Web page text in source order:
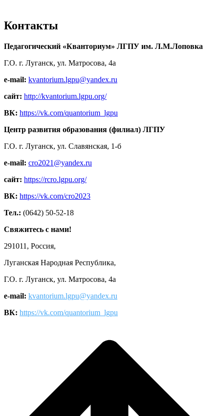
Контакты
Педагогический «Кванториум» ЛГПУ им. Л.М.Лоповка
Г.О. г. Луганск, ул. Матросова, 4а
e-mail: kvantorium.lgpu@yandex.ru
сайт: http://kvantorium.lgpu.org/
ВК: https://vk.com/quantorium_lgpu
Центр развития образования (филиал) ЛГПУ
Г.О. г. Луганск, ул. Славянская, 1-б
e-mail: cro2021@yandex.ru
сайт: https://rcro.lgpu.org/
ВК: https://vk.com/cro2023
Тел.: (0642) 50-52-18
Свяжитесь с нами!
291011, Россия,
Луганская Народная Республика,
Г.О. г. Луганск, ул. Матросова, 4а
e-mail: kvantorium.lgpu@yandex.ru
ВК: https://vk.com/quantorium_lgpu